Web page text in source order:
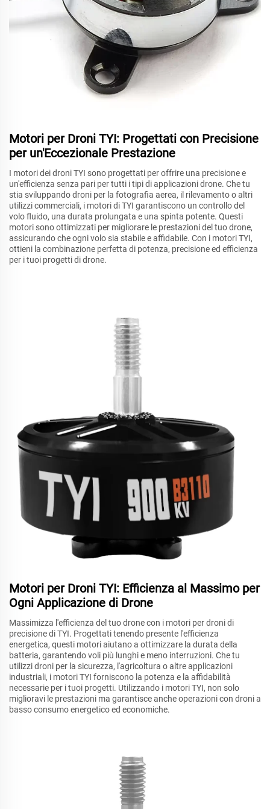
Motori per Droni TYI: Progettati con Precisione
per un'Eccezionale Prestazione
I motori dei droni TYI sono progettati per offrire una precisione e
un'efficienza senza pari per tutti i tipi di applicazioni drone. Che tu
stia sviluppando droni per la fotografia aerea, il rilevamento o altri
utilizzi commerciali, i motori di TYI garantiscono un controllo del
volo fluido, una durata prolungata e una spinta potente. Questi
motori sono ottimizzati per migliorare le prestazioni del tuo drone,
assicurando che ogni volo sia stabile e affidabile. Con i motori TYI,
ottieni la combinazione perfetta di potenza, precisione ed efficienza
per i tuoi progetti di drone.
Motori per Droni TYI: Efficienza al Massimo per
Ogni Applicazione di Drone
Massimizza l'efficienza del tuo drone con i motori per droni di
precisione di TYI. Progettati tenendo presente l'efficienza
energetica, questi motori aiutano a ottimizzare la durata della
batteria, garantendo voli più lunghi e meno interruzioni. Che tu
utilizzi droni per la sicurezza, l'agricoltura o altre applicazioni
industriali, i motori TYI forniscono la potenza e la affidabilità
necessarie per i tuoi progetti. Utilizzando i motori TYI, non solo
miglioravi le prestazioni ma garantisce anche operazioni con droni a
basso consumo energetico ed economiche.